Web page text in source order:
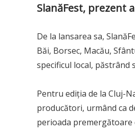
SlanăFest, prezent
De la lansarea sa,
Băi, Borsec, Macău,
specificul local, păstrând
Pentru ediția de la Cluj-
producători, urmând ca
perioada premergătoare